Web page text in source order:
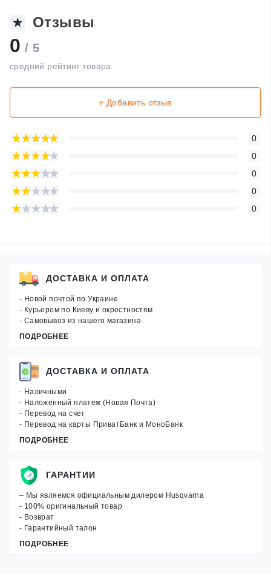
Отзывы
0 / 5
средний рейтинг товара
+ Добавить отзыв
0
0
0
0
0
ДОСТАВКА И ОПЛАТА
- Новой почтой по Украине
- Курьером по Киеву и окрестностям
- Самовывоз из нашего магазина
ПОДРОБНЕЕ
ДОСТАВКА И ОПЛАТА
- Наличными
- Наложенный платеж (Новая Почта)
- Перевод на счет
- Перевод на карты ПриватБанк и МоноБанк
ПОДРОБНЕЕ
ГАРАНТИИ
– Мы являемся официальным дилером Husqvarna
- 100% оригинальный товар
- Возврат
- Гарантийный талон
ПОДРОБНЕЕ